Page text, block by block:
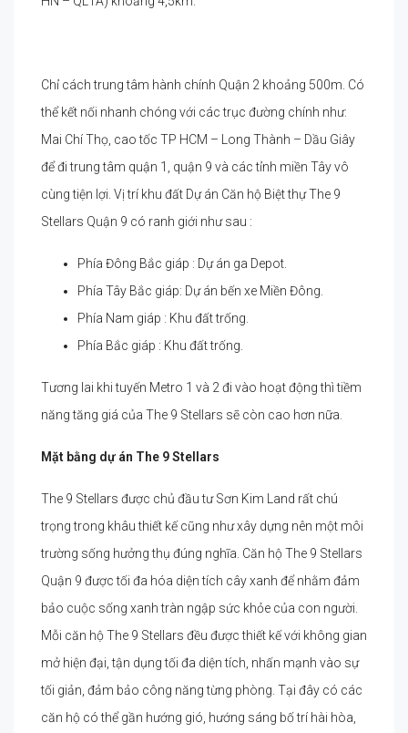
Chỉ cách trung tâm hành chính Quận 2 khoảng 500m. Có
thể kết nối nhanh chóng với các trục đường chính như:
Mai Chí Thọ, cao tốc TP HCM – Long Thành – Dầu Giây
để đi trung tâm quận 1, quận 9 và các tỉnh miền Tây vô
cùng tiện lợi. Vị trí khu đất Dự án Căn hộ Biệt thự The 9
Stellars Quận 9 có ranh giới như sau :
Phía Đông Bắc giáp : Dự án ga Depot.
Phía Tây Bắc giáp: Dự án bến xe Miền Đông.
Phía Nam giáp : Khu đất trống.
Phía Bắc giáp : Khu đất trống.
Tương lai khi tuyến Metro 1 và 2 đi vào hoạt động thì tiềm
năng tăng giá của The 9 Stellars sẽ còn cao hơn nữa.
Mặt bằng dự án The 9 Stellars
The 9 Stellars được chủ đầu tư Sơn Kim Land rất chú
trọng trong khâu thiết kế cũng như xây dựng nên một môi
trường sống hưởng thụ đúng nghĩa. Căn hộ The 9 Stellars
Quận 9 được tối đa hóa diện tích cây xanh để nhằm đảm
bảo cuộc sống xanh tràn ngập sức khỏe của con người.
Mỗi căn hộ The 9 Stellars đều được thiết kế với không gian
mở hiện đại, tận dụng tối đa diện tích, nhấn mạnh vào sự
tối giản, đảm bảo công năng từng phòng. Tại đây có các
căn hộ có thể gần hướng gió, hướng sáng bố trí hài hòa,